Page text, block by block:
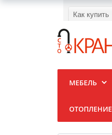
Как купить
МЕБЕЛЬ
ОТОПЛЕНИЕ